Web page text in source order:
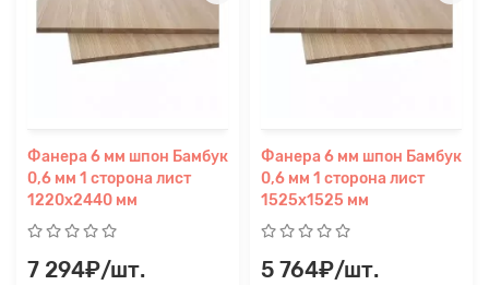
Фанера 6 мм шпон Бамбук
0,6 мм 1 сторона лист
1220х2440 мм
7 294₽/шт.
Фанера 6 мм шпон Бамбук
0,6 мм 1 сторона лист
1525х1525 мм
5 764₽/шт.